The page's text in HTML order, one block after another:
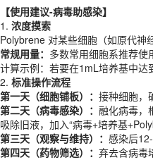
Polybrene 对某些细胞（如原代神
常规用量：多数常用细胞系推荐使
计算示例：若要在1mL培养基中
2.标准操作流程
第一天（细胞铺板）： 接种细胞，
第二天（病毒感染）：
融化病毒
第三天（观察与维持）：感染后
第四天（药物筛选）： 弃去含病毒
【注意事项】
1.混合顺序：先将病毒与培养基
【使用建议-病毒助感染】
1. 浓度摸索
Polybrene 对某些细胞（如原代神
常规用量： 多数常用细胞系推荐使
计算示例：若要在1mL培养基中
2. 标准操作流程
第一天 （细胞铺板）： 接种细胞，
第二天 （病毒感染）： 融化病毒，
吸除旧液，加入“病毒+培养基
第三天 （观察与维持）： 感染后
第四天 （药物筛选）： 弃去含病毒